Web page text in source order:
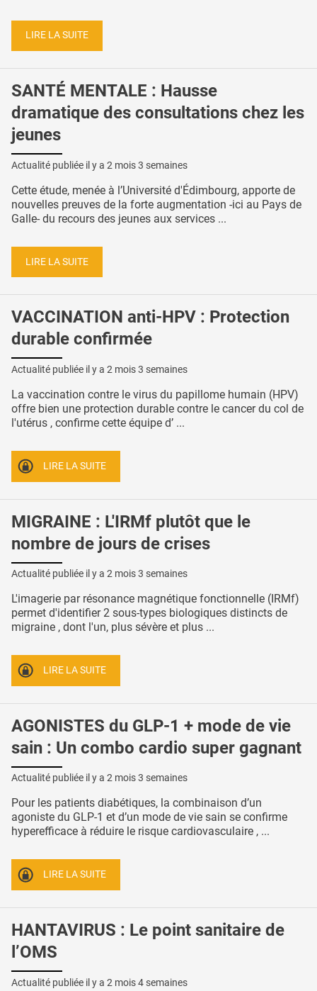
LIRE LA SUITE
SANTÉ MENTALE : Hausse
dramatique des consultations chez les
jeunes
Actualité publiée il y a 2 mois 3 semaines
Cette étude, menée à l’Université d'Édimbourg, apporte de
nouvelles preuves de la forte augmentation -ici au Pays de
Galle- du recours des jeunes aux services ...
LIRE LA SUITE
VACCINATION anti-HPV : Protection
durable confirmée
Actualité publiée il y a 2 mois 3 semaines
La vaccination contre le virus du papillome humain (HPV)
offre bien une protection durable contre le cancer du col de
l'utérus , confirme cette équipe d’ ...
LIRE LA SUITE
MIGRAINE : L'IRMf plutôt que le
nombre de jours de crises
Actualité publiée il y a 2 mois 3 semaines
L'imagerie par résonance magnétique fonctionnelle (IRMf)
permet d'identifier 2 sous-types biologiques distincts de
migraine , dont l'un, plus sévère et plus ...
LIRE LA SUITE
AGONISTES du GLP-1 + mode de vie
sain : Un combo cardio super gagnant
Actualité publiée il y a 2 mois 3 semaines
Pour les patients diabétiques, la combinaison d’un
agoniste du GLP-1 et d’un mode de vie sain se confirme
hyperefficace à réduire le risque cardiovasculaire , ...
LIRE LA SUITE
HANTAVIRUS : Le point sanitaire de
l’OMS
Actualité publiée il y a 2 mois 4 semaines